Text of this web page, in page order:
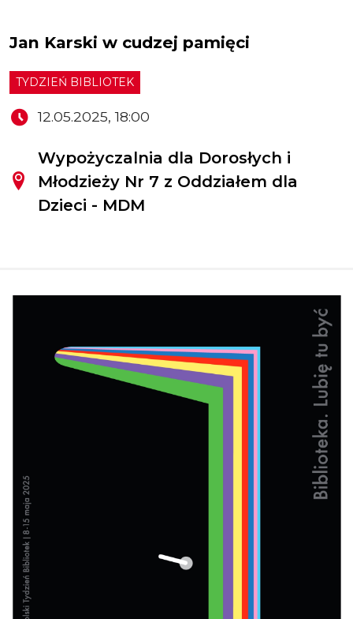
Jan Karski w cudzej pamięci
TYDZIEŃ BIBLIOTEK
12.05.2025, 18:00
Wypożyczalnia dla Dorosłych i
Młodzieży Nr 7 z Oddziałem dla
Dzieci - MDM